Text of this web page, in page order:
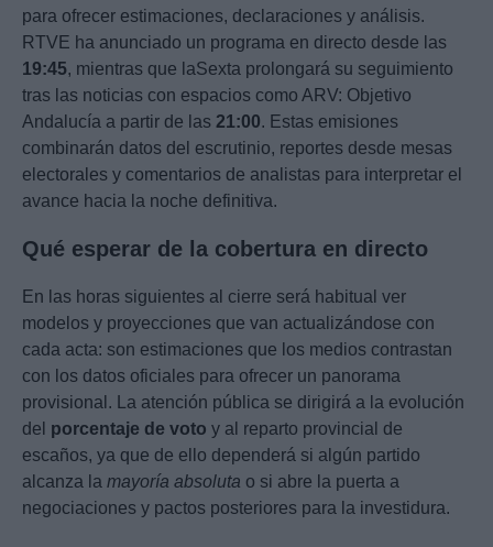
para ofrecer estimaciones, declaraciones y análisis.
RTVE ha anunciado un programa en directo desde las
19:45, mientras que laSexta prolongará su seguimiento
tras las noticias con espacios como ARV: Objetivo
Andalucía a partir de las 21:00. Estas emisiones
combinarán datos del escrutinio, reportes desde mesas
electorales y comentarios de analistas para interpretar el
avance hacia la noche definitiva.
Qué esperar de la cobertura en directo
En las horas siguientes al cierre será habitual ver
modelos y proyecciones que van actualizándose con
cada acta: son estimaciones que los medios contrastan
con los datos oficiales para ofrecer un panorama
provisional. La atención pública se dirigirá a la evolución
del porcentaje de voto y al reparto provincial de
escaños, ya que de ello dependerá si algún partido
alcanza la mayoría absoluta o si abre la puerta a
negociaciones y pactos posteriores para la investidura.